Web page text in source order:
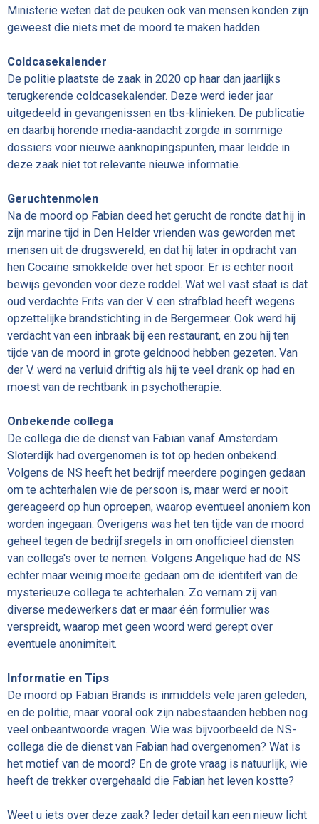
Ministerie weten dat de peuken ook van mensen konden zijn
geweest die niets met de moord te maken hadden.
Coldcasekalender
De politie plaatste de zaak in 2020 op haar dan jaarlijks
terugkerende coldcasekalender. Deze werd ieder jaar
uitgedeeld in gevangenissen en tbs-klinieken. De publicatie
en daarbij horende media-aandacht zorgde in sommige
dossiers voor nieuwe aanknopingspunten, maar leidde in
deze zaak niet tot relevante nieuwe informatie.
Geruchtenmolen
Na de moord op Fabian deed het gerucht de rondte dat hij in
zijn marine tijd in Den Helder vrienden was geworden met
mensen uit de drugswereld, en dat hij later in opdracht van
hen Cocaïne smokkelde over het spoor. Er is echter nooit
bewijs gevonden voor deze roddel. Wat wel vast staat is dat
oud verdachte Frits van der V. een strafblad heeft wegens
opzettelijke brandstichting in de Bergermeer. Ook werd hij
verdacht van een inbraak bij een restaurant, en zou hij ten
tijde van de moord in grote geldnood hebben gezeten. Van
der V. werd na verluid driftig als hij te veel drank op had en
moest van de rechtbank in psychotherapie.
Onbekende collega
De collega die de dienst van Fabian vanaf Amsterdam
Sloterdijk had overgenomen is tot op heden onbekend.
Volgens de NS heeft het bedrijf meerdere pogingen gedaan
om te achterhalen wie de persoon is, maar werd er nooit
gereageerd op hun oproepen, waarop eventueel anoniem kon
worden ingegaan. Overigens was het ten tijde van de moord
geheel tegen de bedrijfsregels in om onofficieel diensten
van collega's over te nemen. Volgens Angelique had de NS
echter maar weinig moeite gedaan om de identiteit van de
mysterieuze collega te achterhalen. Zo vernam zij van
diverse medewerkers dat er maar één formulier was
verspreidt, waarop met geen woord werd gerept over
eventuele anonimiteit.
Informatie en Tips
De moord op Fabian Brands is inmiddels vele jaren geleden,
en de politie, maar vooral ook zijn nabestaanden hebben nog
veel onbeantwoorde vragen. Wie was bijvoorbeeld de NS-
collega die de dienst van Fabian had overgenomen? Wat is
het motief van de moord? En de grote vraag is natuurlijk, wie
heeft de trekker overgehaald die Fabian het leven kostte?
Weet u iets over deze zaak? Ieder detail kan een nieuw licht